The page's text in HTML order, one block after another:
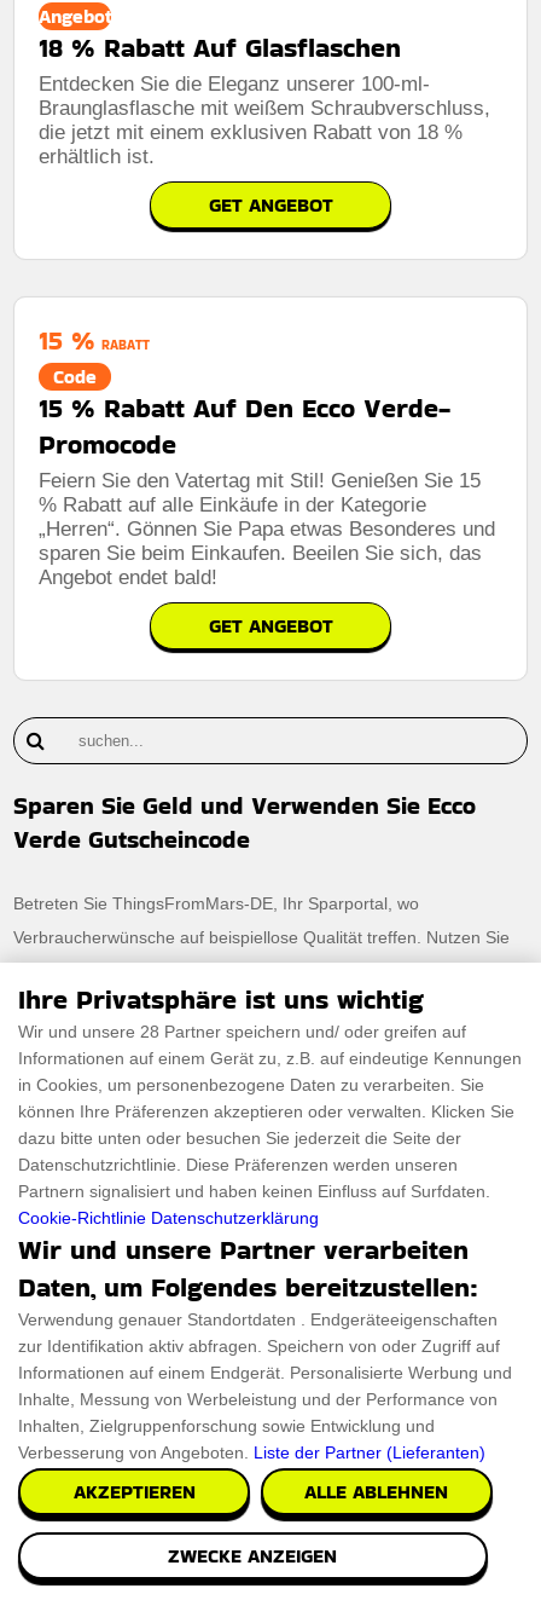
Angebot
18 % Rabatt Auf Glasflaschen
Entdecken Sie die Eleganz unserer 100-ml-
Braunglasflasche mit weißem Schraubverschluss,
die jetzt mit einem exklusiven Rabatt von 18 %
erhältlich ist.
GET ANGEBOT
15 % RABATT
Code
15 % Rabatt Auf Den Ecco Verde-
Promocode
Feiern Sie den Vatertag mit Stil! Genießen Sie 15
% Rabatt auf alle Einkäufe in der Kategorie
„Herren“. Gönnen Sie Papa etwas Besonderes und
sparen Sie beim Einkaufen. Beeilen Sie sich, das
Angebot endet bald!
GET ANGEBOT
Sparen Sie Geld und Verwenden Sie Ecco
Verde Gutscheincode
Betreten Sie ThingsFromMars-DE, Ihr Sparportal, wo
Verbraucherwünsche auf beispiellose Qualität treffen. Nutzen Sie
Sie sicher, dass Ihre Reise in die Zukunft sowohl stressfrei als auch
budgetfreundlich ist. Einige der besten sind Ecco Verde
Rabattcode und Gutscheincode. Werden Sie Teil der Shopping-
Revolution mit ThingsFromMars-DE und Ecco Verde, wo
intelligente Entscheidungen große Ersparnisse bringen!
Ähnlich zu Ecco Verde Gutscheine
Ecco DE Rabattcode
Ebook DE Gutscheincode
EBike Abo DE Gutscheincode
eBay DE Gutscheincode
EasyJet Aktionscode
Dyson Rabatt
DXRacer Aktionscode
Durchdacht DE Promo
Drykorn DE Rabattcode
Ihre Privatsphäre ist uns wichtig
Wir und unsere 28 Partner speichern und/ oder greifen auf
Informationen auf einem Gerät zu, z.B. auf eindeutige Kennungen
in Cookies, um personenbezogene Daten zu verarbeiten. Sie
können Ihre Präferenzen akzeptieren oder verwalten. Klicken Sie
dazu bitte unten oder besuchen Sie jederzeit die Seite der
Datenschutzrichtlinie. Diese Präferenzen werden unseren
Partnern signalisiert und haben keinen Einfluss auf Surfdaten.
Cookie-Richtlinie Datenschutzerklärung
Wir und unsere Partner verarbeiten
Daten, um Folgendes bereitzustellen:
Verwendung genauer Standortdaten . Endgeräteeigenschaften
zur Identifikation aktiv abfragen. Speichern von oder Zugriff auf
Informationen auf einem Endgerät. Personalisierte Werbung und
Inhalte, Messung von Werbeleistung und der Performance von
Inhalten, Zielgruppenforschung sowie Entwicklung und
Verbesserung von Angeboten. Liste der Partner (Lieferanten)
AKZEPTIEREN ALLE ABLEHNEN
ZWECKE ANZEIGEN